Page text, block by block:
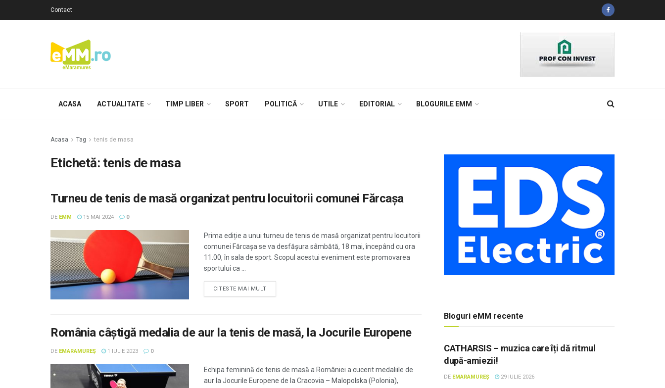
Contact
ACASA ACTUALITATE TIMP LIBER SPORT POLITICĂ UTILE EDITORIAL BLOGURILE EMM
Acasa Tag tenis de masa
Etichetă: tenis de masa
Turneu de tenis de masă organizat pentru locuitorii comunei Fărcaşa
DE EMM 15 MAI 2024 0
Prima ediție a unui turneu de tenis de masă organizat pentru locuitorii
comunei Fărcașa se va desfăşura sâmbătă, 18 mai, începând cu ora
11.00, în sala de sport. Scopul acestui eveniment este promovarea
sportului ca ...
CITESTE MAI MULT
România câștigă medalia de aur la tenis de masă, la Jocurile Europene
DE EMARAMUREȘ 1 IULIE 2023 0
Echipa feminină de tenis de masă a României a cucerit medaliile de
aur la Jocurile Europene de la Cracovia – Malopolska (Polonia),
Bloguri eMM recente
CATHARSIS – muzica care îți dă ritmul
după-amiezii!
DE EMARAMUREȘ 29 IULIE 2026